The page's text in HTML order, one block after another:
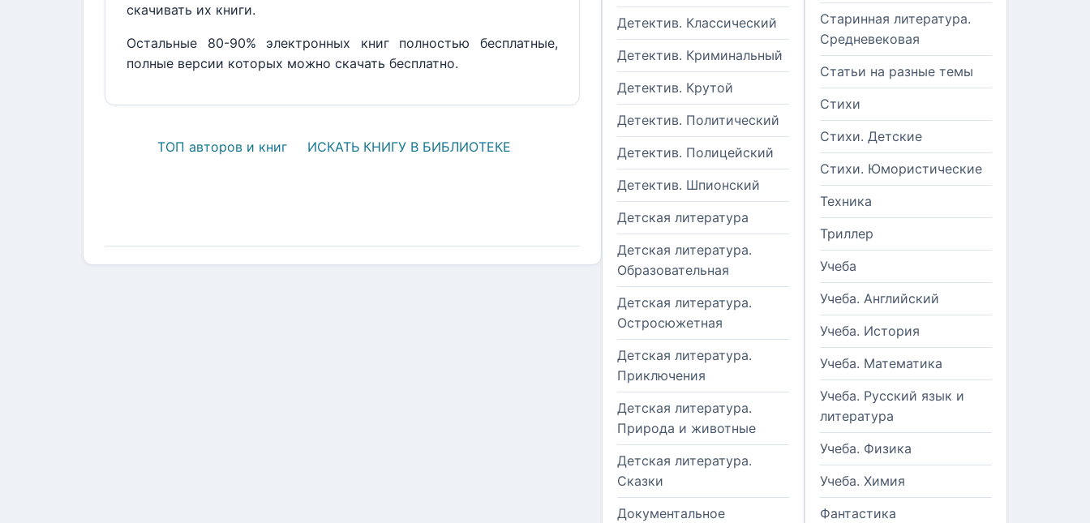
скачивать их книги.
Остальные 80-90% электронных книг полностью бесплатные,
полные версии которых можно скачать бесплатно.
ТОП авторов и книг ИСКАТЬ КНИГУ В БИБЛИОТЕКЕ
Детектив. Классический
Детектив. Криминальный
Детектив. Крутой
Детектив. Политический
Детектив. Полицейский
Детектив. Шпионский
Детская литература
Детская литература.
Образовательная
Детская литература.
Остросюжетная
Детская литература.
Приключения
Детская литература.
Природа и животные
Детская литература.
Сказки
Документальное
Старинная литература.
Средневековая
Статьи на разные темы
Стихи
Стихи. Детские
Стихи. Юмористические
Техника
Триллер
Учеба
Учеба. Английский
Учеба. История
Учеба. Математика
Учеба. Русский язык и
литература
Учеба. Физика
Учеба. Химия
Фантастика